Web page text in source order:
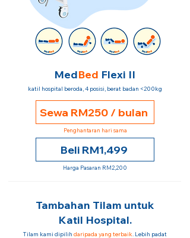
MedBed Flexi II
katil hospital beroda, 4 posisi, berat badan <200kg
Sewa RM250 / bulan
Penghantaran hari sama
Beli RM1,499
Harga Pasaran RM2,200
Tambahan Tilam untuk
Katil Hospital.
Tilam kami dipilih daripada yang terbaik. Lebih padat